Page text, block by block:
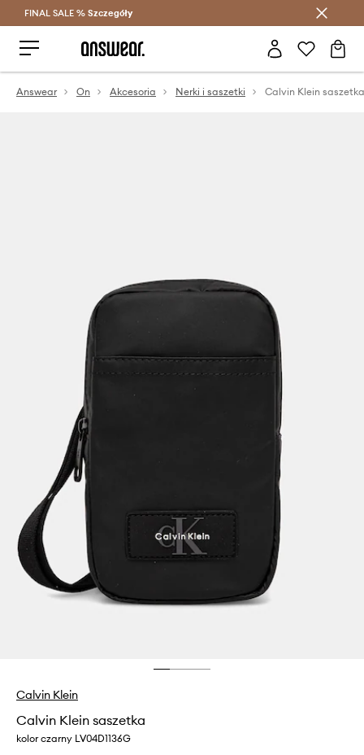
Oszczędzaj z Answear Club >
FINAL SALE % Szczegóły
Answear On Akcesoria Nerki i saszetki Calvin Klein saszetka
Calvin Klein
Calvin Klein saszetka
kolor czarny LV04D1136G